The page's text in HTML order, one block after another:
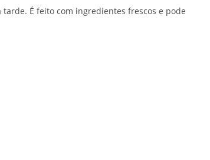
É feito com ingredientes frescos e pode